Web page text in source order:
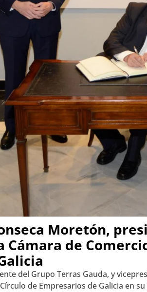
Moretón,
de
del Grupo Terras Gauda, y
de Empresarios de Galicia en